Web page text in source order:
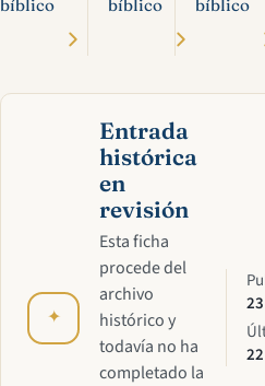
bíblico
bíblico
bíblico
✦
Entrada
histórica
en
revisión
Esta ficha
procede del
archivo
histórico y
todavía no ha
completado la